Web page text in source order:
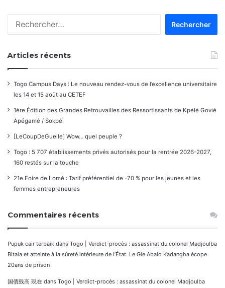
Articles récents
Togo Campus Days : Le nouveau rendez-vous de l’excellence universitaire
les 14 et 15 août au CETEF
1ère Édition des Grandes Retrouvailles des Ressortissants de Kpélé Govié
Apégamé / Sokpé
[LeCoupDeGuelle] Wow… quel peuple ?
Togo : 5 707 établissements privés autorisés pour la rentrée 2026-2027,
160 restés sur la touche
21e Foire de Lomé : Tarif préférentiel de -70 % pour les jeunes et les
femmes entrepreneures
Commentaires récents
Pupuk cair terbaik dans Togo | Verdict-procès : assassinat du colonel Madjoulba
Bitala et atteinte à la sûreté intérieure de l’État. Le Gle Abalo Kadangha écope
20ans de prison
国債残高 現在 dans Togo | Verdict-procès : assassinat du colonel Madjoulba